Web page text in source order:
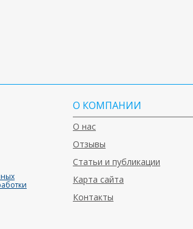
О КОМПАНИИ
О нас
Отзывы
Статьи и публикации
Карта сайта
Контакты